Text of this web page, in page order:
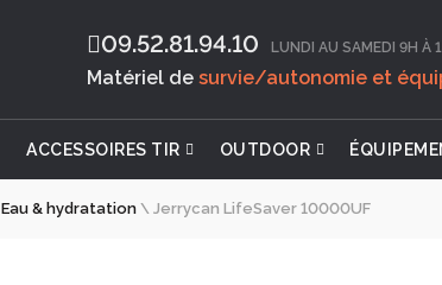
09.52.81.94.10‬ LUNDI AU SAMEDI 9H À
Matériel de survie/autonomie et
ACCESSOIRES TIR OUTDOOR
Eau & hydratation\ Jerrycan LifeSaver 10000UF